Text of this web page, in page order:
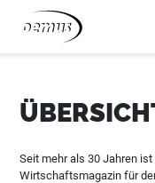
Zum Inhalt springen
Seit mehr als 30 Jahren
Wirtschaftsmagazin für